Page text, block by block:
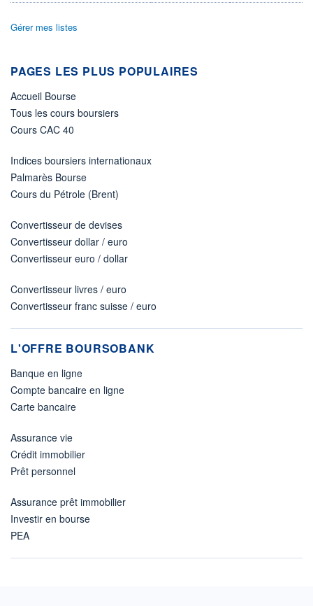
VOLUME
BAISSE
10,5640
HAUSSE
11,1056
Non éligible
Boursobank
4/7
Gérer mes listes
PAGES LES PLUS POPULAIRES
Accueil Bourse
Tous les cours boursiers
Cours CAC 40
Indices boursiers internationaux
Palmarès Bourse
Cours du Pétrole (Brent)
Convertisseur de devises
Convertisseur dollar / euro
Convertisseur euro / dollar
Convertisseur livres / euro
Convertisseur franc suisse / euro
L'OFFRE BOURSOBANK
Banque en ligne
Compte bancaire en ligne
Carte bancaire
Assurance vie
Crédit immobilier
Prêt personnel
Assurance prêt immobilier
Investir en bourse
PEA